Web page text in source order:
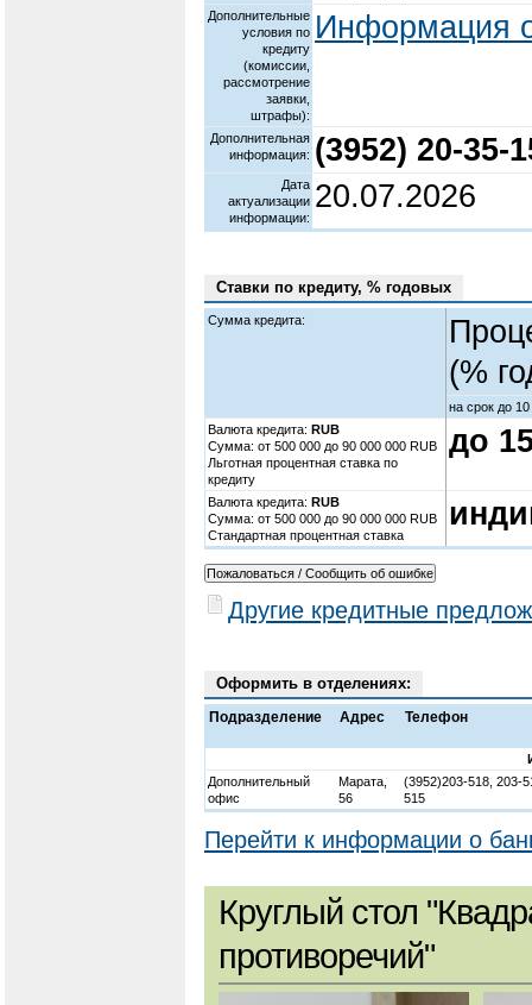
Дополнительные
условия по
кредиту
(комиссии,
рассмотрение
заявки,
штрафы):
Информация
Дополнительная
информация: (3952) 20-35-
Дата
актуализации
информации:
20.07.2026
Ставки по кредиту, % годовых
Сумма кредита:
(%
на срок до 10
Валюта кредита: RUB
Cумма: от 500 000 до 90 000 000 RUB
Льготная процентная ставка по
кредиту
до
Валюта кредита: RUB
Cумма: от 500 000 до 90 000 000 RUB
Стандартная процентная ставка
Другие кредитные
Оформить в отделениях:
Подразделение Адрес Телефон
Дополнительный
офис
Марата,
56
(3952)203-518, 203-
515
Перейти к информации о
Круглый стол
противоречий"